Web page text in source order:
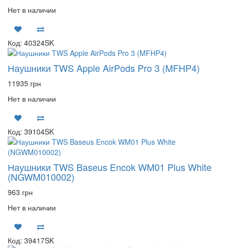
Нет в наличии
Код: 40324SK
Наушники TWS Apple AirPods Pro 3 (MFHP4)
11935 грн
Нет в наличии
Код: 39104SK
Наушники TWS Baseus Encok WM01 Plus White
(NGWM010002)
963 грн
Нет в наличии
Код: 39417SK